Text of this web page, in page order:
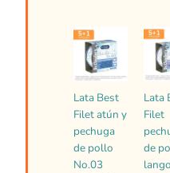
Lata Best
Filet atún y
pechuga
de pollo
No.03
precio
original
S/9.00.
precio
actual
Free.Lata
Filet
de